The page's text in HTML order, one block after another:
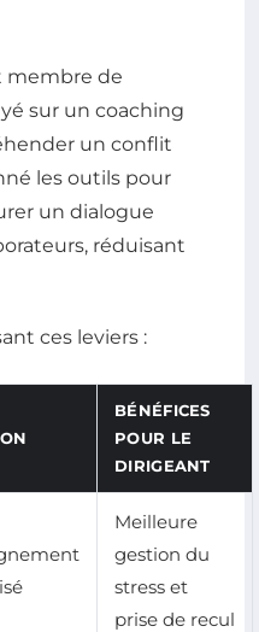
membre de
sur un coaching
un conflit
les outils pour
un dialogue
réduisant
ces leviers :
BÉNÉFICES
POUR LE
DIRIGEANT
Meilleure
gestion du
stress et
prise de recul